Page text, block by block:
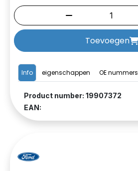
Info eigenschappen OE nummers
Product number: 19907372
EAN:
Toevoegen